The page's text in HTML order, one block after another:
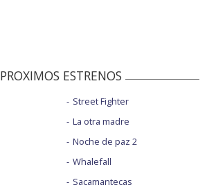
PROXIMOS ESTRENOS
Street Fighter
La otra madre
Noche de paz 2
Whalefall
Sacamantecas